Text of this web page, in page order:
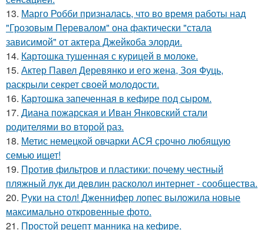
13. Марго Робби призналась, что во время работы над
"Грозовым Перевалом" она фактически "стала
зависимой" от актера Джейкоба элорди.
14. Картошка тушенная с курицей в молоке.
15. Актер Павел Деревянко и его жена, Зоя Фуць,
раскрыли секрет своей молодости.
16. Картошка запеченная в кефире под сыром.
17. Диана пожарская и Иван Янковский стали
родителями во второй раз.
18. Метис немецкой овчарки АСЯ срочно любящую
семью ищет!
19. Против фильтров и пластики: почему честный
пляжный лук ди девлин расколол интернет - сообщества.
20. Руки на стол! Дженнифер лопес выложила новые
максимально откровенные фото.
21. Простой рецепт манника на кефире.